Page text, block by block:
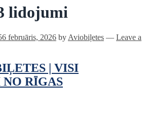
lidojumi
6 februāris, 2026 by Aviobiļetes — Leave a
| VISI
RĪGAS